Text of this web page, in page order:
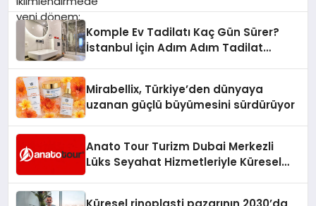
Komple Ev Tadilatı Kaç Gün Sürer?
İstanbul İçin Adım Adım Tadilat
Mirabellix, Türkiye’den dünyaya
uzanan güçlü büyümesini sürdürüyor
Anato Tour Turizm Dubai Merkezli
Lüks Seyahat Hizmetleriyle Küresel